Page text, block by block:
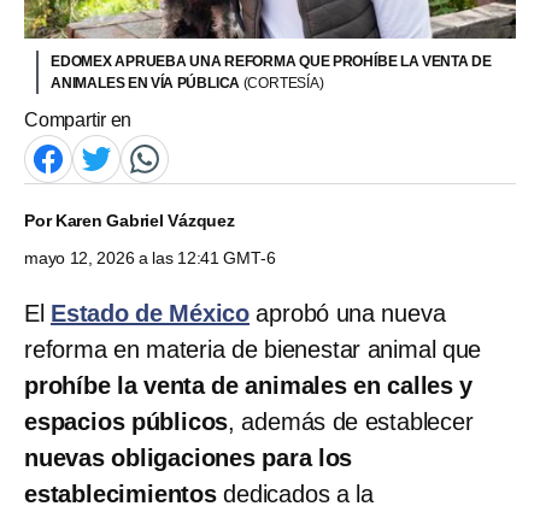
EDOMEX APRUEBA UNA REFORMA QUE PROHÍBE LA VENTA DE
ANIMALES EN VÍA PÚBLICA (CORTESÍA)
Compartir en
PorKaren Gabriel Vázquez
mayo 12, 2026 a las 12:41 GMT-6
El Estado de México aprobó una nueva
reforma en materia de bienestar animal que
prohíbe la venta de animales en calles y
espacios públicos, además de establecer
nuevas obligaciones para los
establecimientosdedicados a la